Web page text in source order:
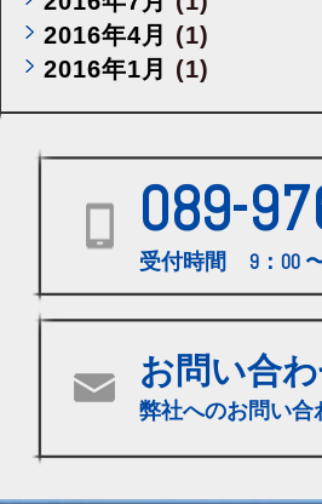
2016年4月
(1)
2016年1月
(1)
089-
受付時間 9：00
お問い合
弊社へのお問い合